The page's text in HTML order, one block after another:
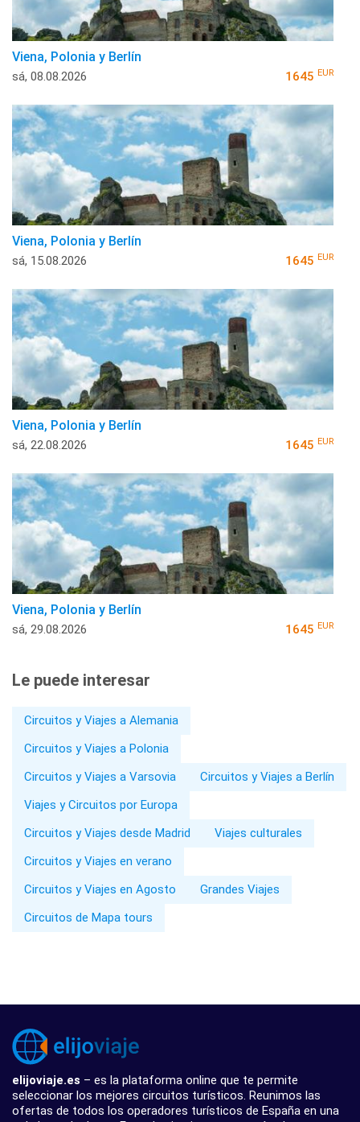
Viena, Polonia y Berlín
sá, 08.08.2026 1645 EUR
Viena, Polonia y Berlín
sá, 15.08.2026 1645 EUR
Viena, Polonia y Berlín
sá, 22.08.2026 1645 EUR
Viena, Polonia y Berlín
sá, 29.08.2026 1645 EUR
Le puede interesar
Circuitos y Viajes a Alemania
Circuitos y Viajes a Polonia
Circuitos y Viajes a Varsovia
Circuitos y Viajes a Berlín
Viajes y Circuitos por Europa
Circuitos y Viajes desde Madrid
Viajes culturales
Circuitos y Viajes en verano
Circuitos y Viajes en Agosto
Grandes Viajes
Circuitos de Mapa tours
elijoviaje.es – es la plataforma online que te permite
seleccionar los mejores circuitos turísticos. Reunimos las
ofertas de todos los operadores turísticos de España en una